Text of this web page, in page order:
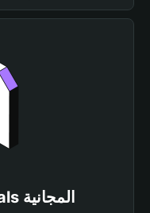
اربح توزيعات Liberals المجانية